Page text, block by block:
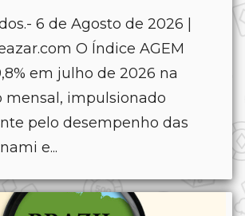
6 de Agosto de 2026 |
O Índice AGEM
em julho de 2026 na
mensal, impulsionado
pelo desempenho das
e...